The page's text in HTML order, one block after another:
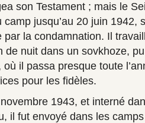
son Testament ; mais le
jusqu’au 20 juin 1942,
par la condamnation. Il
de nuit dans un sovkhoze,
il passa presque toute
pour les fidèles.
1943, et interné
il fut envoyé dans les